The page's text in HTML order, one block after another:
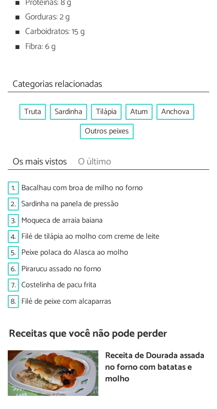
Gorduras: 2 g
Carboidratos: 15 g
Fibra: 6 g
Categorias relacionadas
Truta Sardinha Tilápia Atum
Anchova
Outros peixes
Os mais vistos O último
1. Bacalhau com broa de milho no forno
2. Sardinha na panela de pressão
3. Moqueca de arraia baiana
4. Filé de tilápia ao molho com creme de leite
5. Peixe polaca do Alasca ao molho
6. Pirarucu assado no forno
7. Costelinha de pacu frita
8. Filé de peixe com alcaparras
Receitas que você não pode perder
Receita de Dourada assada
no forno com batatas e
molho